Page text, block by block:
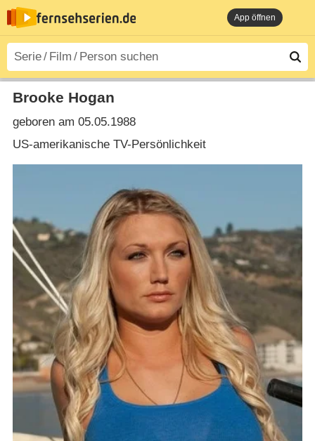
App öffnen
Brooke Hogan
geboren am 05.05.1988
US-amerikanische TV-Persönlichkeit